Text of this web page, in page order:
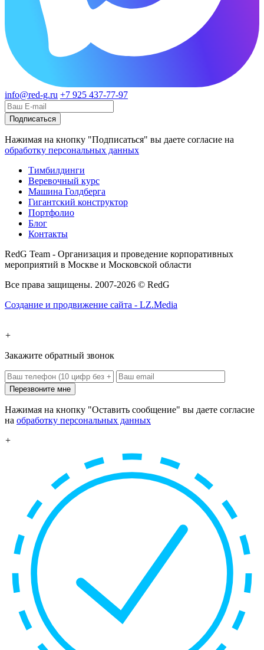
info@red-g.ru +7 925 437-77-97
Нажимая на кнопку "Подписаться" вы даете согласие на
обработку персональных данных
Тимбилдинги
Веревочный курс
Машина Голдберга
Гигантский конструктор
Портфолио
Блог
Контакты
RedG Team - Организация и проведение корпоративных
мероприятий в Москве и Московской области
Все права защищены. 2007-2026 © RedG
Создание и продвижение сайта - LZ.Media
+
Закажите обратный звонок
Перезвоните мне
Нажимая на кнопку "Оставить сообщение" вы даете согласие
на обработку персональных данных
+